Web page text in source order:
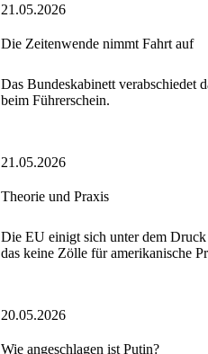
21.05.2026
Die Zeitenwende nimmt Fahrt auf
Das Bundeskabinett verabschiedet
beim Führerschein.
21.05.2026
Theorie und Praxis
Die EU einigt sich unter dem
das keine Zölle für amerikanische
20.05.2026
Wie angeschlagen ist Putin?